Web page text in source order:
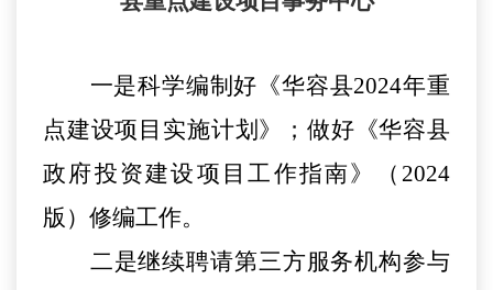
一是科学编制好《华容县2024年重
点建设项目实施计划》；做好《华容县
政府投资建设项目工作指南》（2024
版）修编工作。
二是继续聘请第三方服务机构参与